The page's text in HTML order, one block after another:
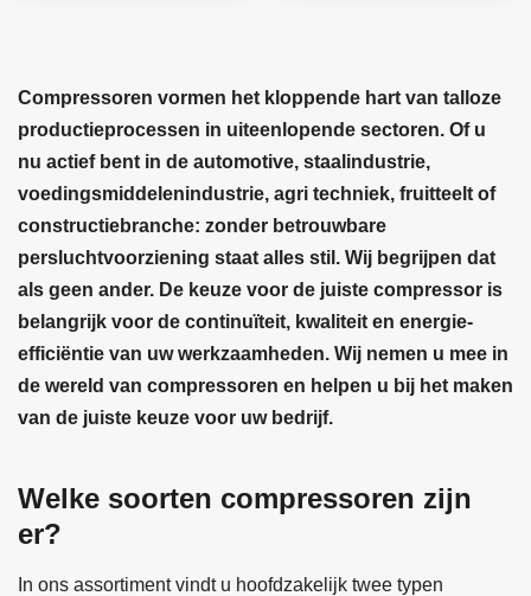
Compressoren vormen het kloppende hart van talloze
productieprocessen in uiteenlopende sectoren. Of u
nu actief bent in de automotive, staalindustrie,
voedingsmiddelenindustrie, agri techniek, fruitteelt of
constructiebranche: zonder betrouwbare
persluchtvoorziening staat alles stil. Wij begrijpen dat
als geen ander. De keuze voor de juiste compressor is
belangrijk voor de continuïteit, kwaliteit en energie-
efficiëntie van uw werkzaamheden. Wij nemen u mee in
de wereld van compressoren en helpen u bij het maken
van de juiste keuze voor uw bedrijf.
Welke soorten compressoren zijn
er?
In ons assortiment vindt u hoofdzakelijk twee typen